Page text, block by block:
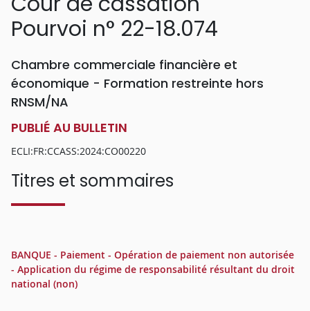
Pourvoi n° 22-18.074
Chambre commerciale financière et
économique - Formation restreinte hors
RNSM/NA
PUBLIÉ AU BULLETIN
ECLI:FR:CCASS:2024:CO00220
Titres et sommaires
BANQUE - Paiement - Opération de paiement non autorisée
- Application du régime de responsabilité résultant du droit
national (non)